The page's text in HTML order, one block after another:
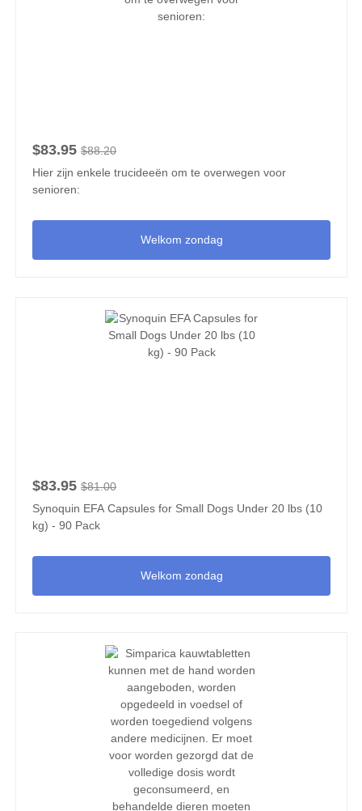
$83.95 $88.20
Hier zijn enkele trucideeën om te overwegen voor
senioren:
Welkom zondag
$83.95 $81.00
Synoquin EFA Capsules for Small Dogs Under 20 lbs (10
kg) - 90 Pack
Welkom zondag